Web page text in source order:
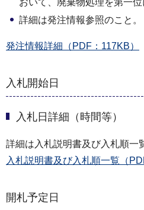
おいて、廃棄物処理を第一位
詳細は発注情報参照のこと。
発注情報詳細（PDF：117KB）
入札開始日
入札日詳細（時間等）
詳細は入札説明書及び入札順一
入札説明書及び入札順一覧（
開札予定日